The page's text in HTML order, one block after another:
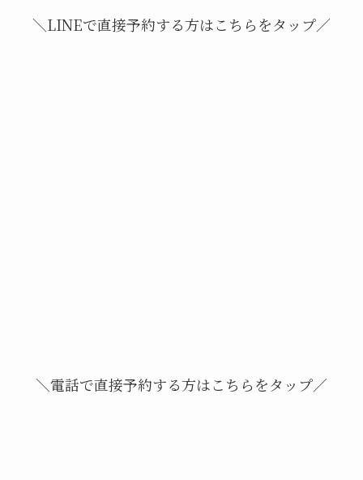
＼LINEで直接予約する方はこちらをタップ／
＼電話で直接予約する方はこちらをタップ／